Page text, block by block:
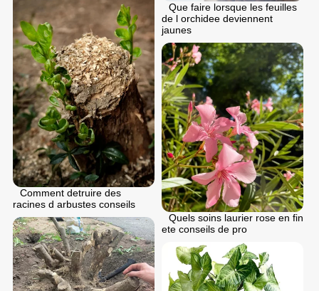
Que faire lorsque les feuilles
de l orchidee deviennent
jaunes
Comment detruire des
racines d arbustes conseils
Quels soins laurier rose en fin
ete conseils de pro